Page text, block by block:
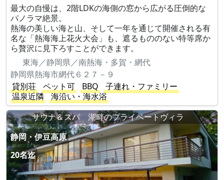
最大の自慢は、2階LDKの海側の窓から広がる圧倒的な
パノラマ絶景。
熱海の美しい海と山、そして一年を通じて開催される有
名な「熱海海上花火大会」も、遮るもののない特等席か
ら贅沢に見下ろすことができます。
東海／静岡県／南熱海・多賀・網代
静岡県熱海市網代６２７－９
貸別荘
ペット可 BBQ
子連れ・ファミリー
温泉近隣
海沿い・海水浴
サウナ＆スパ 湖畔のプライベートヴィラ
静岡・伊豆高原
20名迄